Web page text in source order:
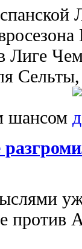
Лиге
шансом
против